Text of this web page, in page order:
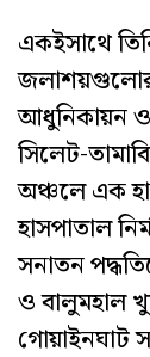
একইসাথে
আধুনিকায়ন ও
সিলেট-
অঞ্চলে এক
হাসপাতাল
সনাতন
ও বালুমহাল
গোয়াইনঘাট